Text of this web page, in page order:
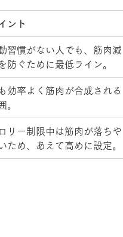
ント
習慣がない人でも、筋肉減
防ぐために最低ライン。
効率よく筋肉が合成される
。
リー制限中は筋肉が落ちや
ため、あえて高めに設定。